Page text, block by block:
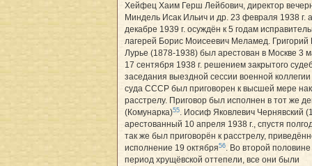
Хейфец Хаим Герш Лейбович, директор
Миндель Исак Ильич и др. 23 февраля 1938 г.
декабре 1939 г. осуждён к 5 годам
лагерей Борис Моисеевич Меламед. Григорий
Лурье (1878-1938) был арестован в Москве 3
17 сентября 1938 г. решением закрытого
заседания выездной сессии военной
суда СССР был приговорен к высшей мере
расстрелу. Приговор был исполнен в тот же
(Комунарка)55. Иосиф Яковлевич Чернявский
арестованный 10 апреля 1938 г., спустя
так же был приговорён к расстрелу,
исполнение 19 октября56. Во второй половине
период хрущёвской оттепели, все они были